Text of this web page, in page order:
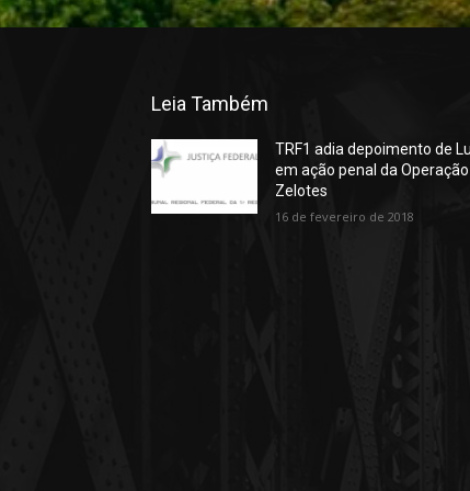
Leia Também
TRF1 adia depoimento de
em ação penal da Operação
Zelotes
16 de fevereiro de 2018